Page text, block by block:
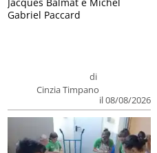
di
Cinzia Timpano
il 08/08/2026
Gabriel Paccard